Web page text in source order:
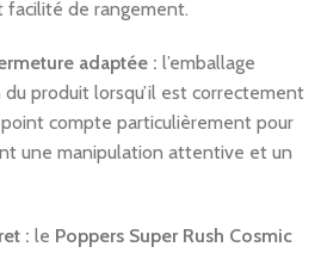
facilité de rangement.
adaptée : l’emballage
produit lorsqu’il est correctement
point compte particulièrement pour
une manipulation attentive et un
: le Poppers Super Rush Cosmic